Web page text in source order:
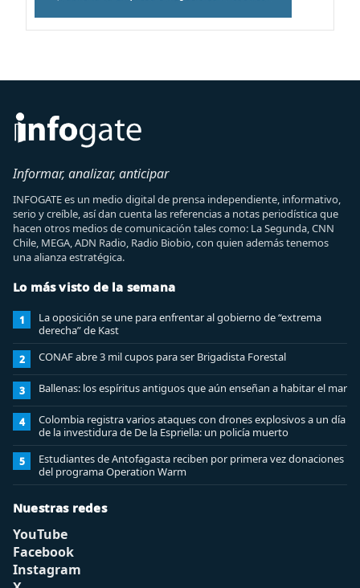
Informar, analizar, anticipar
INFOGATE es un medio digital de prensa independiente, informativo,
serio y creíble, así dan cuenta las referencias a notas periodística que
hacen otros medios de comunicación tales como: La Segunda, CNN
Chile, MEGA, ADN Radio, Radio Biobio, con quien además tenemos
una alianza estratégica.
Lo más visto de la semana
1
La oposición se une para enfrentar al gobierno de “extrema
derecha” de Kast
2 CONAF abre 3 mil cupos para ser Brigadista Forestal
3 Ballenas: los espíritus antiguos que aún enseñan a habitar el mar
4
Colombia registra varios ataques con drones explosivos a un día
de la investidura de De la Espriella: un policía muerto
5
Estudiantes de Antofagasta reciben por primera vez donaciones
del programa Operation Warm
Nuestras redes
YouTube
Facebook
Instagram